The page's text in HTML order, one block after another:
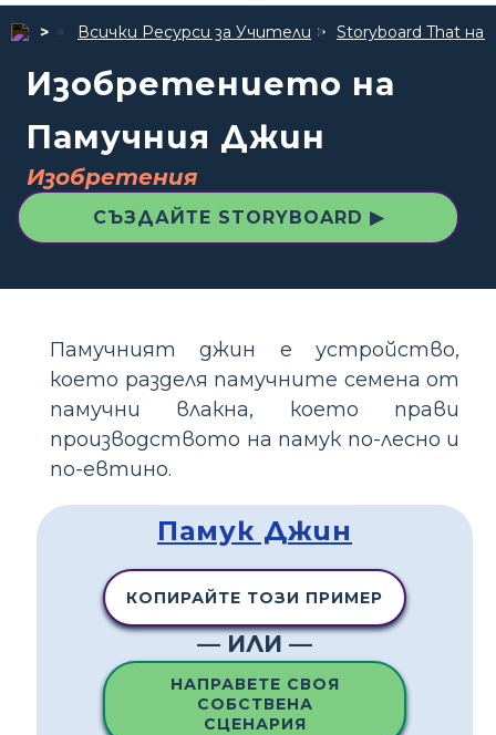
Всички Ресурси за Учители Storyboard That
Изобретението на
Памучния Джин
Изобретения
СЪЗДАЙТЕ STORYBOARD ▶
Памучният джин е устройство,
което разделя памучните семена от
памучни влакна, което прави
производството на памук по-лесно и
по-евтино.
Памук Джин
КОПИРАЙТЕ ТОЗИ ПРИМЕР
— ИЛИ —
НАПРАВЕТЕ СВОЯ
СОБСТВЕНА
СЦЕНАРИЯ